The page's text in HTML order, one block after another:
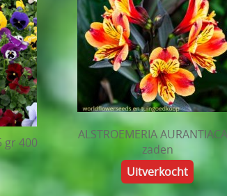
gr 400
ALSTROEMERIA
zaden
Uitverkocht